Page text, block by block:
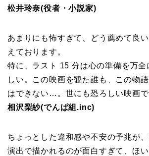
松井玲奈(役者・小説家)
あまりにも怖すぎて、どう薦めて良
えております。
特に、ラスト 15 分は心の準備を万全
しい。この映画を観た誰も、この物
はできない…。世にも恐ろしい映画で
相沢梨紗(でんぱ組.inc)
ちょっとした違和感や不安の予兆が
演出で描かれるのが面白すぎて、ほ